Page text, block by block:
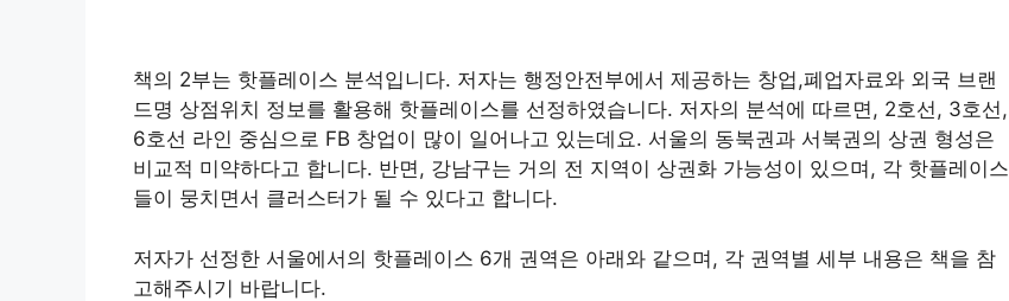
책의 2부는 핫플레이스 분석입니다. 저자는 행정안전부에서 제공하는 창업,폐업자료와 외국 브랜
드명 상점위치 정보를 활용해 핫플레이스를 선정하였습니다. 저자의 분석에 따르면, 2호선, 3호선,
6호선 라인 중심으로 FB 창업이 많이 일어나고 있는데요. 서울의 동북권과 서북권의 상권 형성은
비교적 미약하다고 합니다. 반면, 강남구는 거의 전 지역이 상권화 가능성이 있으며, 각 핫플레이스
들이 뭉치면서 클러스터가 될 수 있다고 합니다.
저자가 선정한 서울에서의 핫플레이스 6개 권역은 아래와 같으며, 각 권역별 세부 내용은 책을 참
고해주시기 바랍니다.